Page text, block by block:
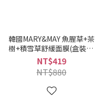
韓國MARY&MAY 魚腥草+茶
樹+積雪草舒緩面膜(盒裝30
片)
NT$419
NT$880